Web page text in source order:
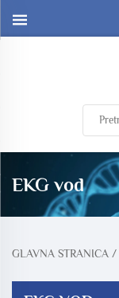
EKG vod
GLAVNA STRANICA /